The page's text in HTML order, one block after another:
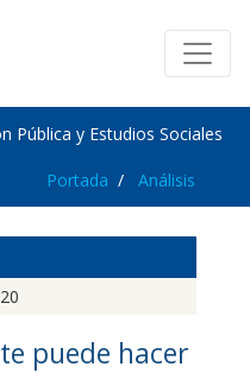
Pública y Estudios Sociales
Portada Análisis
puede hacer